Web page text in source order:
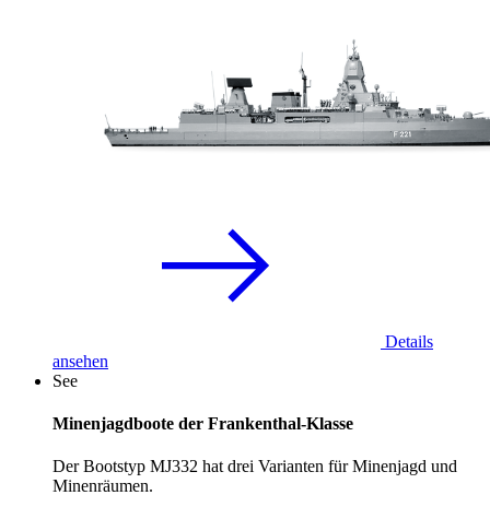
Details
ansehen
See
Minenjagdboote der Frankenthal-Klasse
Der Bootstyp MJ332 hat drei Varianten für Minenjagd und
Minenräumen.